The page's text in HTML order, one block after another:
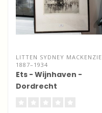
LITTEN SYDNEY MACKENZIE
1887–1934
Ets - Wijnhaven -
Dordrecht